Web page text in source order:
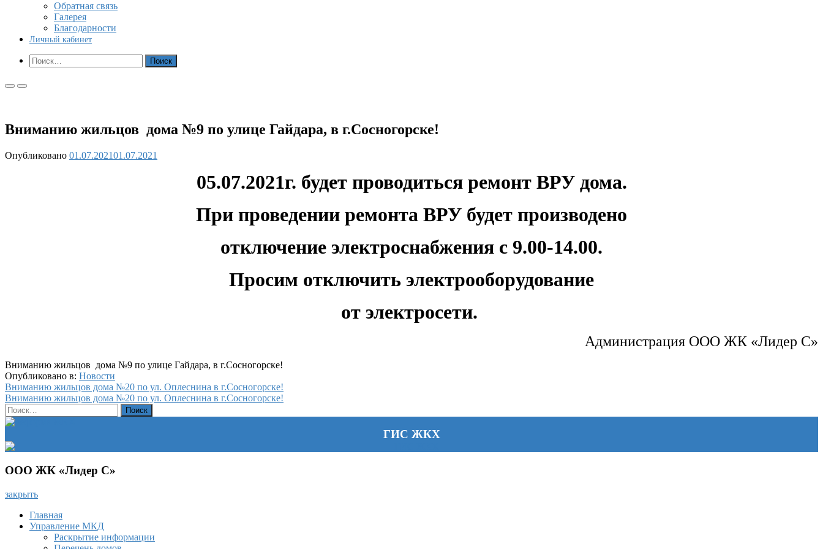
Обратная связь
Галерея
Благодарности
Личный кабинет
Показать
форму
Найти:
Основное
Основное
Вниманию жильцов дома №9 по улице Гайдара, в г.Сосногорске!
Опубликовано 01.07.202101.07.2021
05.07.2021г. будет проводиться ремонт ВРУ дома.
При проведении ремонта ВРУ будет производено
отключение электроснабжения с 9.00-14.00.
Просим отключить электрооборудование
от электросети.
Администрация ООО ЖК «Лидер С»
Вниманию жильцов дома №9 по улице Гайдара, в г.Сосногорске!
Опубликовано в: Новости
Навигация
по
записям
Вниманию жильцов дома №20 по ул. Оплеснина в г.Сосногорске!
Вниманию жильцов дома №20 по ул. Оплеснина в г.Сосногорске!
Найти:
ГИС ЖКХ
ООО ЖК «Лидер С»
закрыть
Главная
Управление МКД
Раскрытие информации